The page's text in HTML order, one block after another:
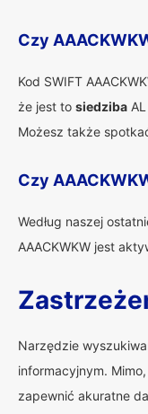
Czy
Kod SWIFT
że jest to siedziba
Możesz także
Czy
Według naszej
AAACKWKW jest
Narzędzie
informacyjnym.
zapewnić akuratne